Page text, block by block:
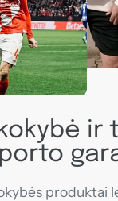
ir
produktai